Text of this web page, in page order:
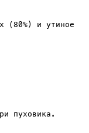
(80%) и утиное
пуховика.